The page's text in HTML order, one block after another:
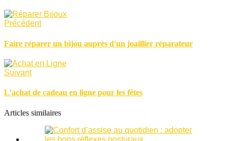
Précédent
Faire réparer un bijou auprès d'un joaillier réparateur
Suivant
L’achat de cadeau en ligne pour les fêtes
Articles similaires